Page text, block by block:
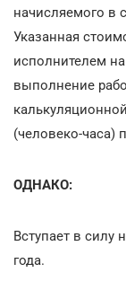
начисляемого в
Указанная
исполнителем
выполнение
(человеко-часа)
ОДНАКО:
Вступает в силу
года.